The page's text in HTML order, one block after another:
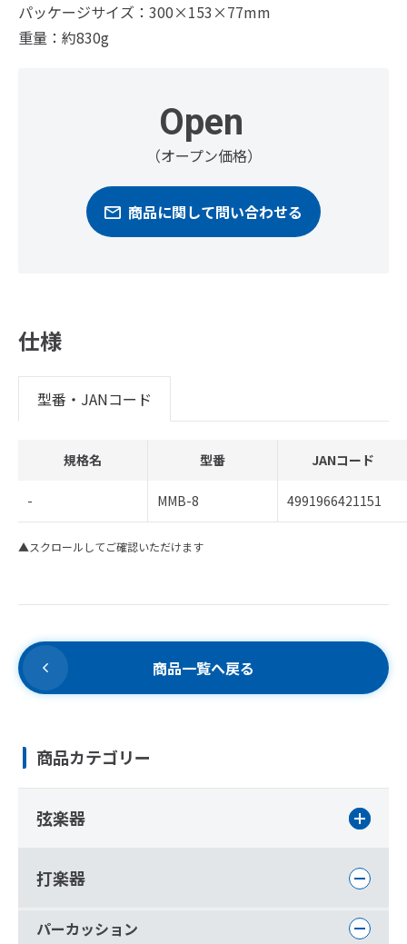
パッケージサイズ：300×153×77mm
重量：約830g
Open
（オープン価格）
商品に関して問い合わせる
仕様
型番・JANコード
規格名 型番 JANコード
- MMB-8 4991966421151
▲スクロールしてご確認いただけます
商品一覧へ戻る
商品カテゴリー
弦楽器
打楽器
パーカッション